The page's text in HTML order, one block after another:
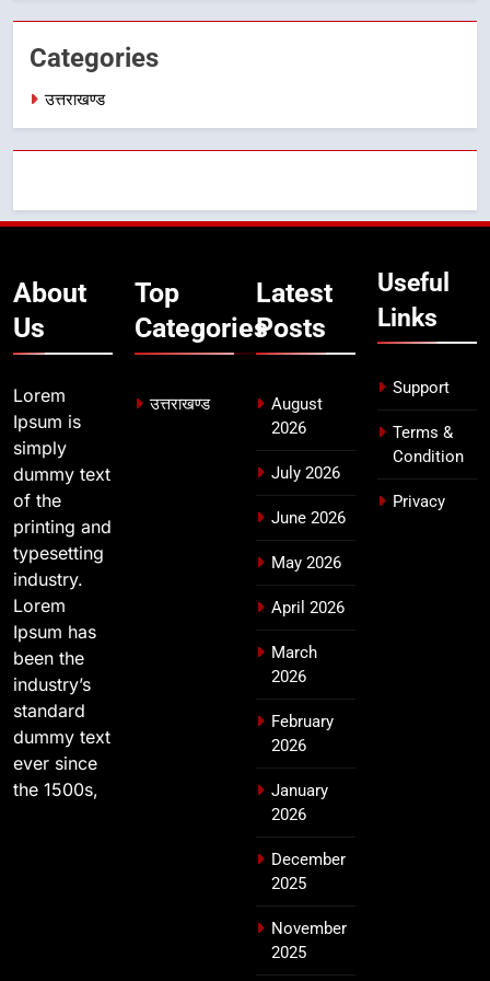
भारी बारिश का अलर्ट! 6 अगस्त को
Categories
उत्तराखण्ड
About
Us
Lorem
Ipsum is
simply
dummy text
of the
printing and
typesetting
industry.
Lorem
Ipsum has
been the
industry’s
standard
dummy text
ever since
the 1500s,
Top
Categories
उत्तराखण्ड
Latest
Posts
August
2026
July 2026
June 2026
May 2026
April 2026
March
2026
February
2026
January
2026
December
2025
November
2025
Useful
Links
Support
Terms &
Condition
Privacy